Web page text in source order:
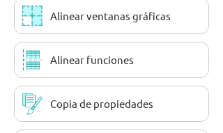
Alinear ventanas gráficas
Alinear funciones
Copia de propiedades